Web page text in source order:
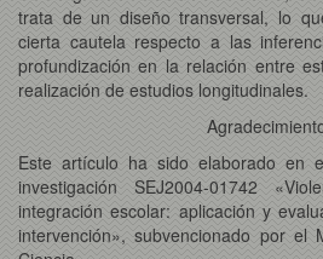
trata de un diseño transversal, lo
cierta cautela respecto a las
profundización en la relación entre
realización de estudios longitudinales.
Este artículo ha sido elaborado en
investigación SEJ2004-01742
integración escolar: aplicación y
intervención», subvencionado por el